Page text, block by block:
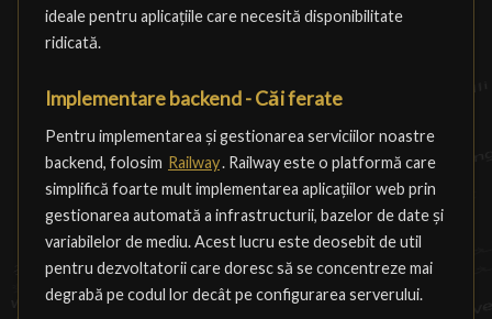
ideale pentru aplicațiile care necesită disponibilitate
ridicată.
Implementare backend - Căi ferate
Pentru implementarea și gestionarea serviciilor noastre
backend, folosim Railway. Railway este o platformă care
simplifică foarte mult implementarea aplicațiilor web prin
gestionarea automată a infrastructurii, bazelor de date și
variabilelor de mediu. Acest lucru este deosebit de util
pentru dezvoltatorii care doresc să se concentreze mai
degrabă pe codul lor decât pe configurarea serverului.